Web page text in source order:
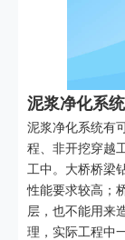
泥浆净化系
泥浆净化系统有
程、非开挖穿越
工中。大桥桥梁
性能要求较高；
层，也不能用来
理，实际工程中